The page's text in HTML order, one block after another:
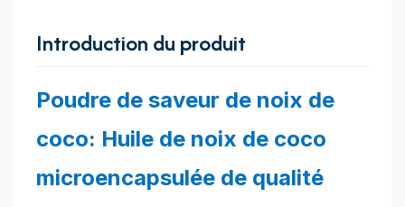
Introduction du produit
Poudre de saveur de noix de
coco: Huile de noix de coco
microencapsulée de qualité